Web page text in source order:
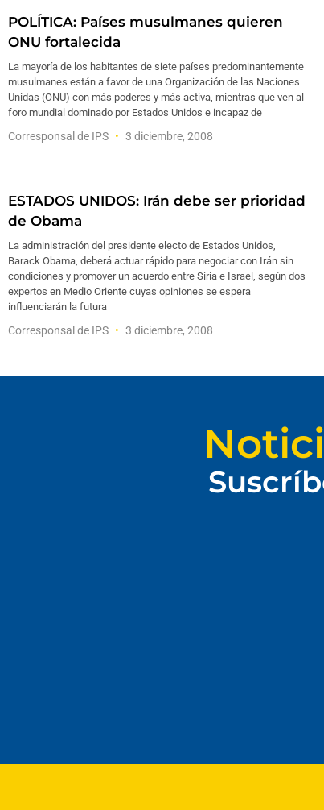
POLÍTICA: Países musulmanes quieren
ONU fortalecida
La mayoría de los habitantes de siete países predominantemente
musulmanes están a favor de una Organización de las Naciones
Unidas (ONU) con más poderes y más activa, mientras que ven al
foro mundial dominado por Estados Unidos e incapaz de
Corresponsal de IPS 3 diciembre, 2008
ESTADOS UNIDOS: Irán debe ser prioridad
de Obama
La administración del presidente electo de Estados Unidos,
Barack Obama, deberá actuar rápido para negociar con Irán sin
condiciones y promover un acuerdo entre Siria e Israel, según dos
expertos en Medio Oriente cuyas opiniones se espera
influenciarán la futura
Corresponsal de IPS 3 diciembre, 2008